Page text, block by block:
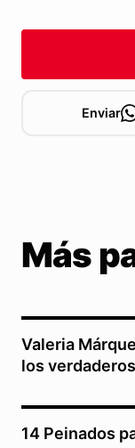
Enviar
Más
Valeria
los
14 Peinados